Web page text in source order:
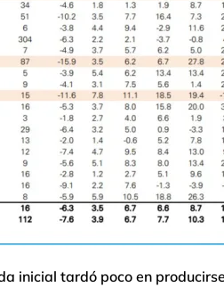
inicial tardó poco en